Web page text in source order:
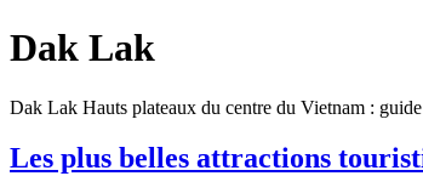
Dak Lak
Dak Lak Hauts plateaux du centre du Vietnam :
Les plus belles attractions